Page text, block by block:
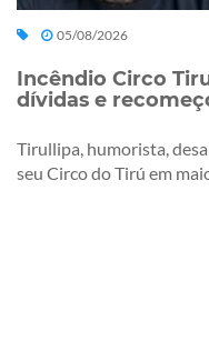
05/08/2026
Incêndio Circo
dívidas e
Tirullipa, humorista,
seu Circo do Tirú em